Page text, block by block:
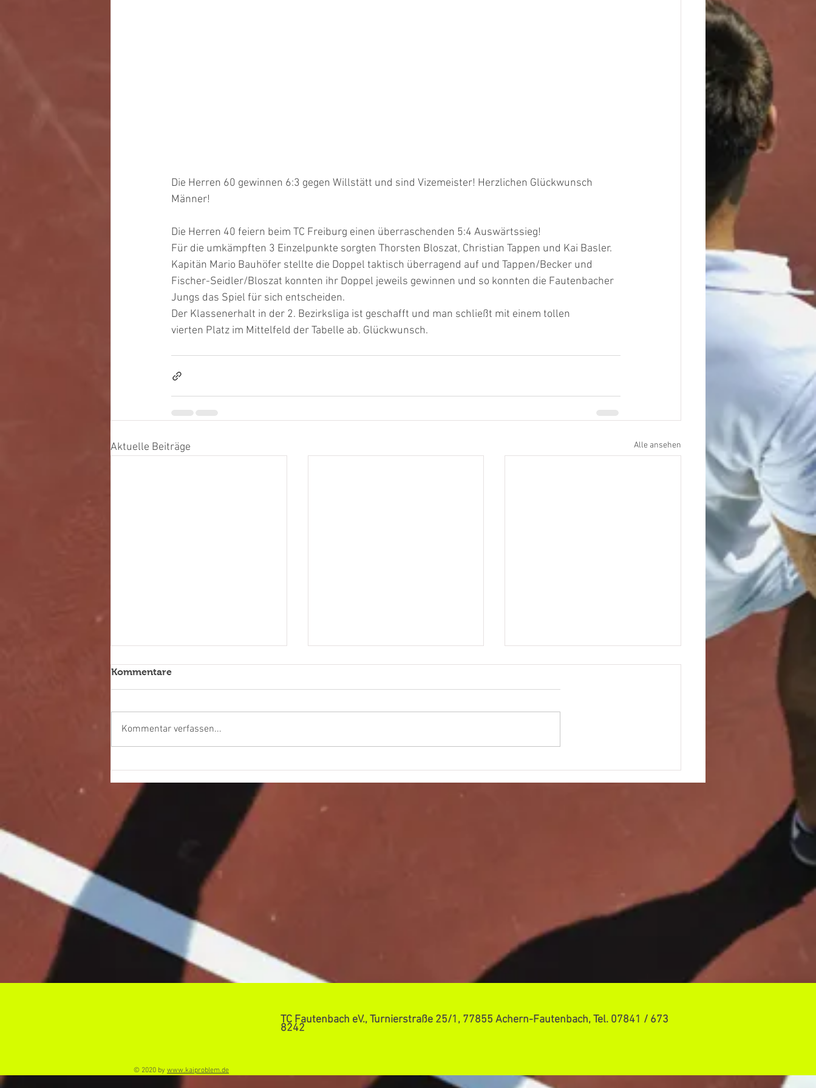
Die Herren 60 gewinnen 6:3 gegen Willstätt und sind Vizemeister! Herzlichen Glückwunsch
Männer!
Die Herren 40 feiern beim TC Freiburg einen überraschenden 5:4 Auswärtssieg!
Für die umkämpften 3 Einzelpunkte sorgten Thorsten Bloszat, Christian Tappen und Kai Basler.
Kapitän Mario Bauhöfer stellte die Doppel taktisch überragend auf und Tappen/Becker und
Fischer-Seidler/Bloszat konnten ihr Doppel jeweils gewinnen und so konnten die Fautenbacher
Jungs das Spiel für sich entscheiden.
Der Klassenerhalt in der 2. Bezirksliga ist geschafft und man schließt mit einem tollen
vierten Platz im Mittelfeld der Tabelle ab. Glückwunsch.
Aktuelle Beiträge Alle ansehen
Pokalspiele stehen an
Endspiel in Fautenbach
Kommentare
Kommentar verfassen...
TC Fautenbach eV., Turnierstraße 25/1, 77855 Achern-Fautenbach, Tel. 07841 / 673
8242
© 2020 by www.kaiproblem.de